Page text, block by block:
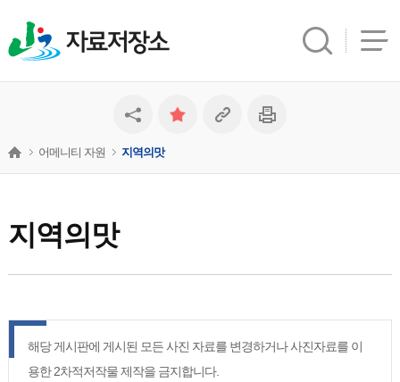
자료저장소
지역의맛
어메니티 자원 지역의맛
해당 게시판에 게시된 모든 사진 자료를 변경하거나 사진자료를 이
용한 2차적저작물 제작을 금지합니다.